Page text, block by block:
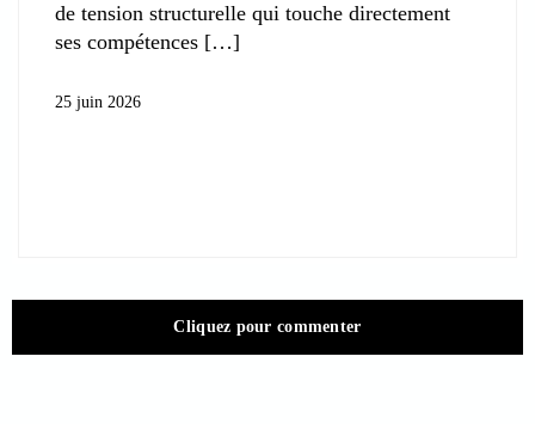
de tension structurelle qui touche directement
ses compétences
25 juin 2026
Cliquez pour commenter